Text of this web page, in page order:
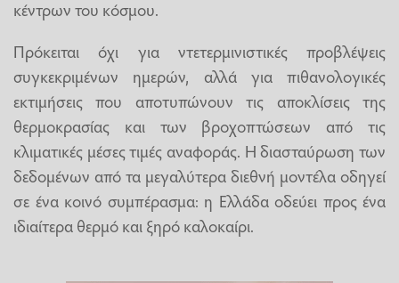
κέντρων του κόσμου.
Πρόκειται όχι για ντετερμινιστικές προβλέψεις
συγκεκριμένων ημερών, αλλά για πιθανολογικές
εκτιμήσεις που αποτυπώνουν τις αποκλίσεις της
θερμοκρασίας και των βροχοπτώσεων από τις
κλιματικές μέσες τιμές αναφοράς. Η διασταύρωση των
δεδομένων από τα μεγαλύτερα διεθνή μοντέλα οδηγεί
σε ένα κοινό συμπέρασμα: η Ελλάδα οδεύει προς ένα
ιδιαίτερα θερμό και ξηρό καλοκαίρι.